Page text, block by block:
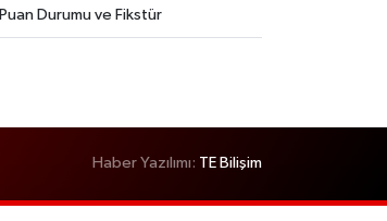
Puan Durumu ve Fikstür
Haber Yazılımı: TE Bilişim